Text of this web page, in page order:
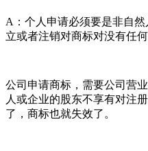
A：个人申请必须要是非自
立或者注销对商标对没有任何
公司申请商标，需要公司营
人或企业的股东不享有对注
了，商标也就失效了。